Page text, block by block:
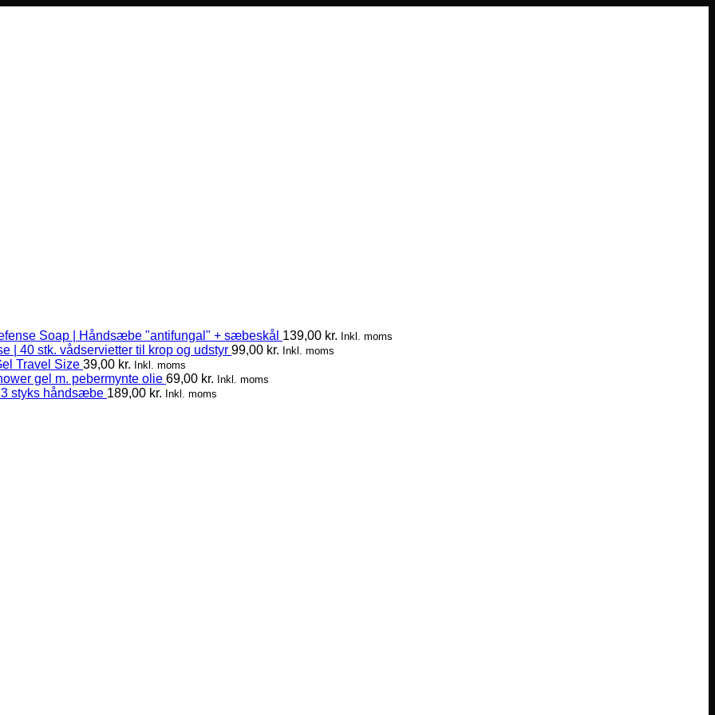
Soap | Håndsæbe "antifungal" + sæbeskål 139,00 kr. Inkl. moms
| 40 stk. vådservietter til krop og udstyr 99,00 kr. Inkl. moms
Travel Size 39,00 kr. Inkl. moms
gel m. pebermynte olie 69,00 kr. Inkl. moms
styks håndsæbe 189,00 kr. Inkl. moms